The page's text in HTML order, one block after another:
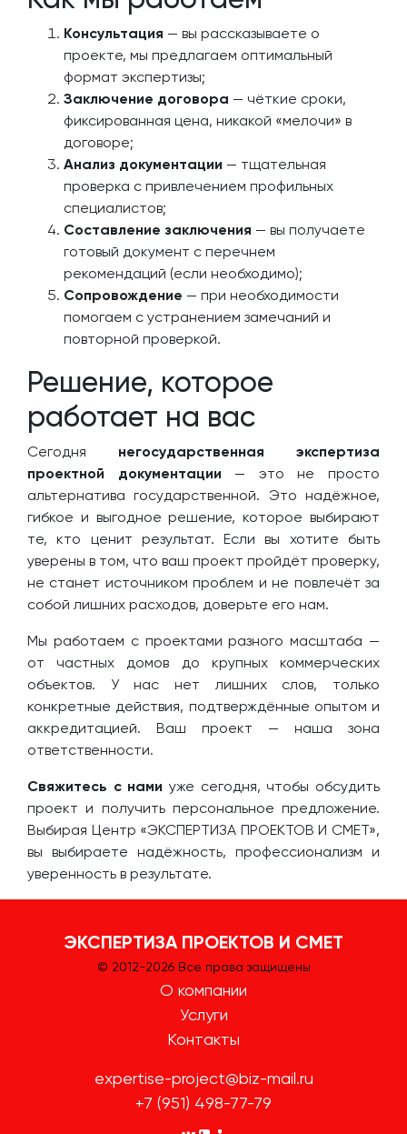
Консультация — вы рассказываете о
проекте, мы предлагаем оптимальный
формат экспертизы;
Заключение договора — чёткие сроки,
фиксированная цена, никакой «мелочи» в
договоре;
Анализ документации — тщательная
проверка с привлечением профильных
специалистов;
Составление заключения — вы получаете
готовый документ с перечнем
рекомендаций (если необходимо);
Сопровождение — при необходимости
помогаем с устранением замечаний и
повторной проверкой.
Решение, которое
работает на вас
Сегодня негосударственная экспертиза
проектной документации — это не просто
альтернатива государственной. Это надёжное,
гибкое и выгодное решение, которое выбирают
те, кто ценит результат. Если вы хотите быть
уверены в том, что ваш проект пройдёт проверку,
не станет источником проблем и не повлечёт за
собой лишних расходов, доверьте его нам.
Мы работаем с проектами разного масштаба —
от частных домов до крупных коммерческих
объектов. У нас нет лишних слов, только
конкретные действия, подтверждённые опытом и
аккредитацией. Ваш проект — наша зона
ответственности.
Свяжитесь с нами уже сегодня, чтобы обсудить
проект и получить персональное предложение.
Выбирая Центр «ЭКСПЕРТИЗА ПРОЕКТОВ И СМЕТ»,
вы выбираете надёжность, профессионализм и
уверенность в результате.
ЭКСПЕРТИЗА ПРОЕКТОВ И СМЕТ
© 2012-2026 Все права защищены
О компании
Услуги
Контакты
expertise-project@biz-mail.ru
+7 (951) 498-77-79